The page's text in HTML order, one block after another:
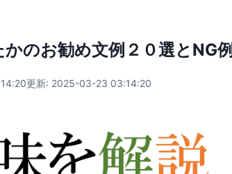
のお勧め文例２０選とNG例
更新: 2025-03-23 03:14:20